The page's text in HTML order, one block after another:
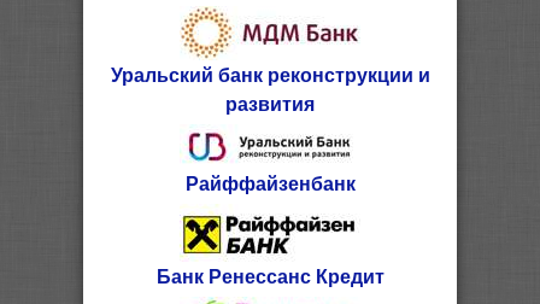
Уральский банк реконструкции и
развития
Райффайзенбанк
Банк Ренессанс Кредит